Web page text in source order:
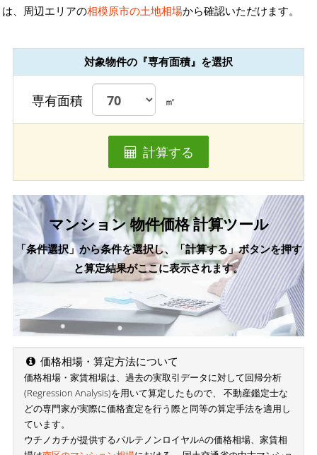
は、周辺エリアの相模原市の土地相場から確認いただけます。
対象物件の『専有面積』を選択
専有面積 ㎡
計算する
マンション 物件価格 計算ツール
「条件選択」から条件を選択し、「計算する」ボタンを押す
と算定結果がここに表示されます。
価格相場・算定方法について
価格相場・家賃相場は、過去の実取引データに対して回帰分析
(Regression Analysis)を用いて算定したもので、 不動産鑑定士な
どの専門家が実際に価格査定を行う際と同等の算定手法を適用し
ています。
ウチノカチが提供するパルテノンロイヤルAの価格相場、家賃相